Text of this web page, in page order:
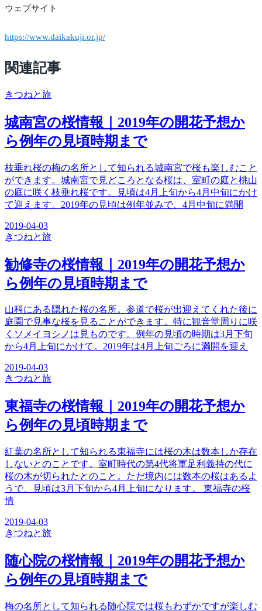
ウェブサイト
https://www.daikakuji.or.jp/
関連記事
きつねと旅
城南宮の桜情報｜2019年の開花予想か
ら例年の見頃時期まで
枝垂れ桜の梅の名所として知られる城南宮で桜も楽しむこと
ができます。城南宮で見どころとなる桜は、室町の庭と桃山
の庭に咲く枝垂れ桜です。見頃は4月上旬から4月中旬にかけ
て迎えます。2019年の見頃は例年並みで、4月中旬に満開
2019-04-03
きつねと旅
勧修寺の桜情報｜2019年の開花予想か
ら例年の見頃時期まで
山科にある隠れた桜の名所。参道で桜が出迎えてくれた後に
庭園で見事な桜を見ることができます。特に観音堂周りに咲
くソメイヨシノは見ものです。例年の見頃の時期は3月下旬
から4月上旬にかけて。2019年は4月上旬ごろに満開を迎え
2019-04-03
きつねと旅
東福寺の桜情報｜2019年の開花予想か
ら例年の見頃時期まで
紅葉の名所として知られる東福寺には桜の木は数本しか存在
しないとのことです。室町時代の第4代将軍足利義持の代に
桜の木が切られたとのこと。ただ境内には数本の桜はあるよ
うで、見頃は3月下旬から4月上旬になります。 東福寺の桜
情
2019-04-03
きつねと旅
随心院の桜情報｜2019年の開花予想か
ら例年の見頃時期まで
梅の名所として知られる随心院では桜もわずかですが楽しむ